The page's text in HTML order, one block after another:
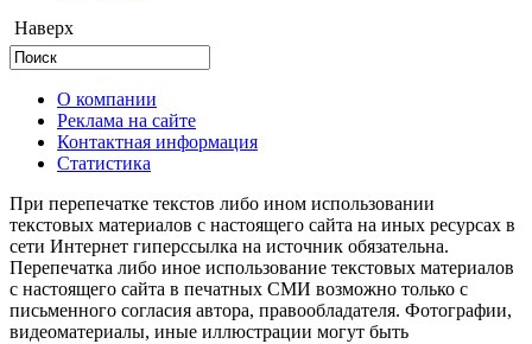
Наверх
О компании
Реклама на сайте
Контактная информация
Статистика
При перепечатке текстов либо ином использовании
текстовых материалов с настоящего сайта на иных ресурсах в
сети Интернет гиперссылка на источник обязательна.
Перепечатка либо иное использование текстовых материалов
с настоящего сайта в печатных СМИ возможно только с
письменного согласия автора, правообладателя. Фотографии,
видеоматериалы, иные иллюстрации могут быть